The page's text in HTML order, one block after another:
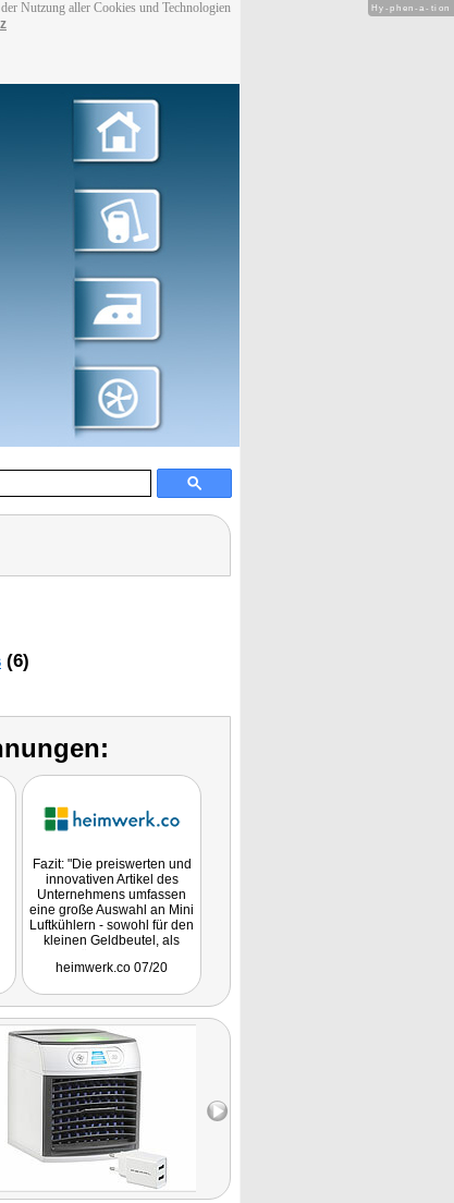
Nutzung aller Cookies und Technologien
(6)
Fazit: "Die preiswerten und
innovativen Artikel des
Unternehmens umfassen
eine große Auswahl an Mini
Luftkühlern - sowohl für den
kleinen Geldbeutel, als
bereit sind, etwas mehr zu
heimwerk.co 07/20
Hy-phen-a-tion